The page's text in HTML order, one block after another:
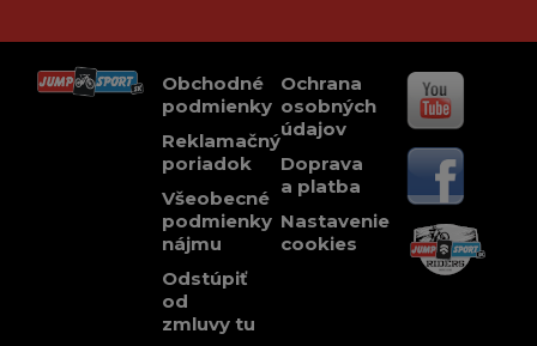
Obchodné
podmienky
Reklamačný
poriadok
Všeobecné
podmienky
nájmu
Odstúpiť
od
zmluvy tu
Ochrana
osobných
údajov
Doprava
a platba
Nastavenie
cookies